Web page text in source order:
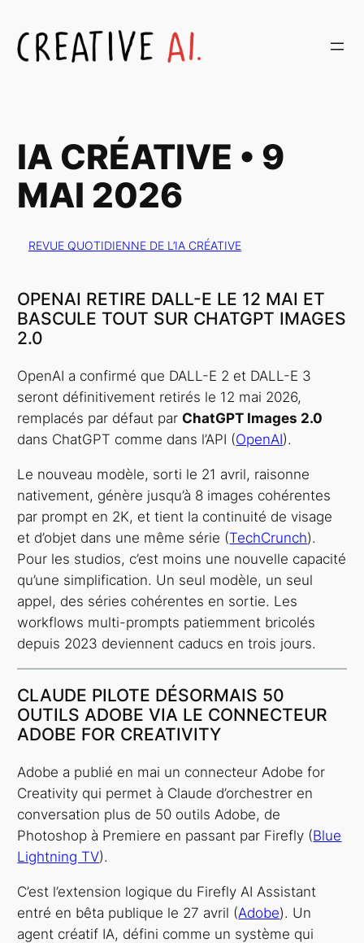
au
contenu
IA CRÉATIVE • 9
MAI 2026
REVUE QUOTIDIENNE DE L’IA CRÉATIVE
OPENAI RETIRE DALL-E LE 12 MAI ET
BASCULE TOUT SUR CHATGPT IMAGES
2.0
OpenAI a confirmé que DALL-E 2 et DALL-E 3
seront définitivement retirés le 12 mai 2026,
remplacés par défaut parChatGPT Images 2.0
dans ChatGPT comme dans l’API (OpenAI).
Le nouveau modèle, sorti le 21 avril, raisonne
nativement, génère jusqu’à 8 images cohérentes
par prompt en 2K, et tient la continuité de visage
et d’objet dans une même série (TechCrunch).
Pour les studios, c’est moins une nouvelle capacité
qu’une simplification. Un seul modèle, un seul
appel, des séries cohérentes en sortie. Les
workflows multi-prompts patiemment bricolés
depuis 2023 deviennent caducs en trois jours.
CLAUDE PILOTE DÉSORMAIS 50
OUTILS ADOBE VIA LE CONNECTEUR
ADOBE FOR CREATIVITY
Adobe a publié en mai un connecteur Adobe for
Creativity qui permet à Claude d’orchestrer en
conversation plus de 50 outils Adobe, de
Photoshop à Premiere en passant par Firefly (Blue
Lightning TV).
C’est l’extension logique du Firefly AI Assistant
entré en bêta publique le 27 avril (Adobe). Un
agent créatif IA, défini comme un système qui